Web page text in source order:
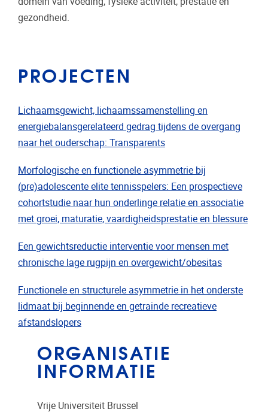
gezondheid.
PROJECTEN
Lichaamsgewicht, lichaamssamenstelling en
energiebalansgerelateerd gedrag tijdens de overgang
naar het ouderschap: Transparents
Morfologische en functionele asymmetrie bij
(pre)adolescente elite tennisspelers: Een prospectieve
cohortstudie naar hun onderlinge relatie en associatie
met groei, maturatie, vaardigheidsprestatie en blessure
Een gewichtsreductie interventie voor mensen met
chronische lage rugpijn en overgewicht/obesitas
Functionele en structurele asymmetrie in het onderste
lidmaat bij beginnende en getrainde recreatieve
afstandslopers
ORGANISATIE
INFORMATIE
Vrije Universiteit Brussel